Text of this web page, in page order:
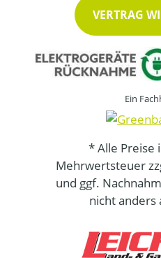
VERTRAG
Ein
* Alle Preise
Mehrwertsteuer
und ggf.
nicht anders